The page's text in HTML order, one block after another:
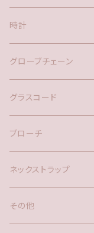
時計
バックチャーム
ネックレス
グローブチェーン
バックチャーム
グラスコード
ブローチ
ネックストラップ
その他